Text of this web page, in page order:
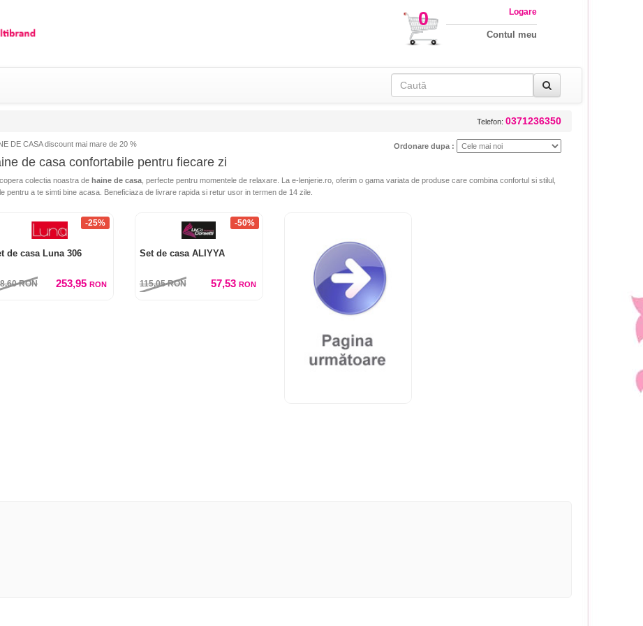
0 Logare
Contul meu
Telefon: 0371236350
DE CASA discount mai mare de 20 % Ordonare dupa :
de casa confortabile pentru fiecare zi
colectia noastra de haine de casa , perfecte pentru momentele de relaxare. La e-lenjerie.ro, oferim o gama variata de produse care combina confortul si stilul,
pentru a te simti bine acasa. Beneficiaza de livrare rapida si retur usor in termen de 14 zile.
-25%
de casa Luna 306
RON 253,95 RON
-50%
Set de casa ALIYYA
115,05RON 57,53 RON